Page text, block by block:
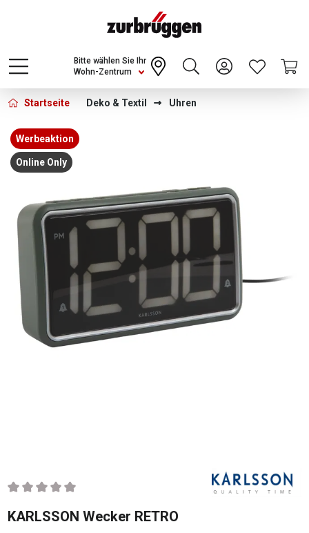
Choose a different country or region to see
content for your location and shop online
CONTINUE
Wohn-Zentrum
Bitte wählen Sie Ihr
Startseite Deko & Textil Uhren
Bildergalerie überspringen
Werbeaktion
Online Only
Durchschnittliche Bewertung von 0 von 5 Sternen
KARLSSON Wecker RETRO